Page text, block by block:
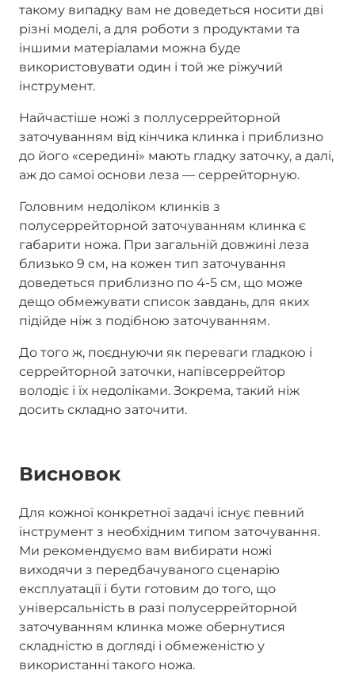
такому випадку вам не доведеться носити дві
різні моделі, а для роботи з продуктами та
іншими матеріалами можна буде
використовувати один і той же ріжучий
інструмент.
Найчастіше ножі з поллусеррейторной
заточуванням від кінчика клинка і приблизно
до його «середині» мають гладку заточку, а далі,
аж до самої основи леза — серрейторную.
Головним недоліком клинків з
полусеррейторной заточуванням клинка є
габарити ножа. При загальній довжині леза
близько 9 см, на кожен тип заточування
доведеться приблизно по 4-5 см, що може
дещо обмежувати список завдань, для яких
підійде ніж з подібною заточуванням.
До того ж, поєднуючи як переваги гладкою і
серрейторной заточки, напівсеррейтор
володіє і їх недоліками. Зокрема, такий ніж
досить складно заточити.
Висновок
Для кожної конкретної задачі існує певний
інструмент з необхідним типом заточування.
Ми рекомендуємо вам вибирати ножі
виходячи з передбачуваного сценарію
експлуатації і бути готовим до того, що
універсальність в разі полусеррейторной
заточуванням клинка може обернутися
складністю в догляді і обмеженістю у
використанні такого ножа.